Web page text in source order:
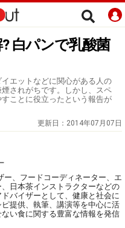
白パンで乳酸菌
エットなどに関心がある人の
されがちです。しかし、スペ
ことに役立ったという報告が
更新日： 2014年07月07日
ー、フードコーディネーター、エ
日本茶インストラクターなどの
バイザーとして、健康と社会に
提供、執筆、講演等を中心に活
い食に関する豊富な情報を発信